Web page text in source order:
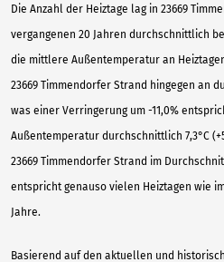
Die Anzahl der Heiztage lag in 23669
vergangenen 20 Jahren durchschnittlich
die mittlere Außentemperatur an
23669 Timmendorfer Strand hingegen an
was einer Verringerung um -11,0%
Außentemperatur durchschnittlich 7,3°C
23669 Timmendorfer Strand im
entspricht genauso vielen Heiztagen wie
Jahre.
Basierend auf den aktuellen und